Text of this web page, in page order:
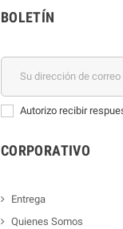
BOLETÍN
Autorizo recibir
CORPORATIVO
Entrega
Quienes Somos